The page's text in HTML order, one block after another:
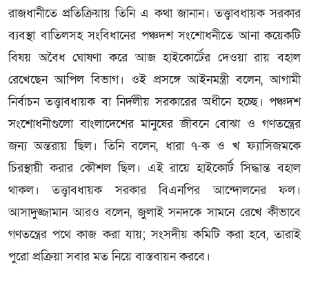
রাজধানীতে প্রতিক্রিয়ায় তিনি এ কথা জানান। তত্ত্বাবধায়ক সরকার
ব্যবস্থা বাতিলসহ সংবিধানের পঞ্চদশ সংশোধনীতে আনা কয়েকটি
বিষয় অবৈধ ঘোষণা করে আজ হাইকোর্টের দেওয়া রায় বহাল
রেখেছেন আপিল বিভাগ। ওই প্রসঙ্গে আইনমন্ত্রী বলেন, আগামী
নির্বাচন তত্ত্বাবধায়ক বা নির্দলীয় সরকারের অধীনে হচ্ছে। পঞ্চদশ
সংশোধনীগুলো বাংলাদেশের মানুষের জীবনে বোঝা ও গণতন্ত্রের
জন্য অন্তরায় ছিল। তিনি বলেন, ধারা ৭-ক ও খ ফ্যাসিজমকে
চিরস্থায়ী করার কৌশল ছিল। এই রায়ে হাইকোর্ট সিদ্ধান্ত বহাল
থাকল। তত্ত্বাবধায়ক সরকার বিএনপির আন্দোলনের ফল।
আসাদুজ্জামান আরও বলেন, জুলাই সনদকে সামনে রেখে কীভাবে
গণতন্ত্রের পথে কাজ করা যায়; সংসদীয় কমিটি করা হবে, তারাই
পুরো প্রক্রিয়া সবার মত নিয়ে বাস্তবায়ন করবে।